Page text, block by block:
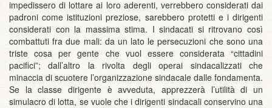
impedissero di lottare ai loro aderenti, verrebbero considerati dai
padroni come istituzioni preziose, sarebbero protetti e i dirigenti
considerati con la massima stima. I sindacati si ritrovano così
combattuti fra due mali: da un lato le persecuzioni che sono una
triste cosa per gente che vuol essere considerata “cittadini
pacifici”; dall’altro la rivolta degli operai sindacalizzati che
minaccia di scuotere l’organizzazione sindacale dalle fondamenta.
Se la classe dirigente è avveduta, apprezzerà l’utilità di un
simulacro di lotta, se vuole che i dirigenti sindacali conservino una